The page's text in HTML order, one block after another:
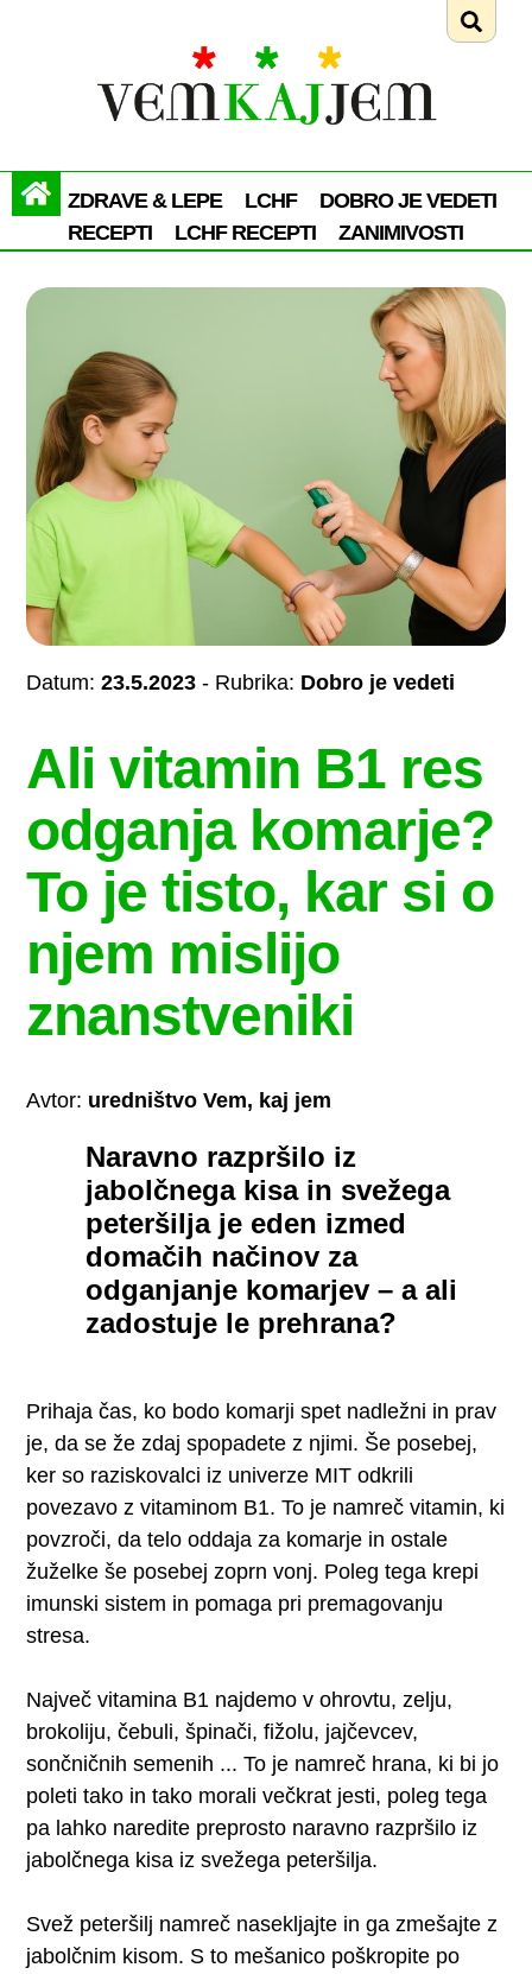
ZDRAVE & LEPE LCHF
DOBRO JE VEDETI
RECEPTI
LCHF RECEPTI ZANIMIVOSTI
Datum:23.5.2023 - Rubrika: Dobro je vedeti
Ali vitamin B1 res
odganja komarje?
To je tisto, kar si o
njem mislijo
znanstveniki
Avtor: uredništvo Vem, kaj jem
Naravno razpršilo iz
jabolčnega kisa in svežega
peteršilja je eden izmed
domačih načinov za
odganjanje komarjev – a ali
zadostuje le prehrana?
Prihaja čas, ko bodo komarji spet nadležni in prav
je, da se že zdaj spopadete z njimi. Še posebej,
ker so raziskovalci iz univerze MIT odkrili
povezavo z vitaminom B1. To je namreč vitamin, ki
povzroči, da telo oddaja za komarje in ostale
žuželke še posebej zoprn vonj. Poleg tega krepi
imunski sistem in pomaga pri premagovanju
stresa.
Največ vitamina B1 najdemo v ohrovtu, zelju,
brokoliju, čebuli, špinači, fižolu, jajčevcev,
sončničnih semenih ... To je namreč hrana, ki bi jo
poleti tako in tako morali večkrat jesti, poleg tega
pa lahko naredite preprosto naravno razpršilo iz
jabolčnega kisa iz svežega peteršilja.
Svež peteršilj namreč nasekljajte in ga zmešajte z
jabolčnim kisom. S to mešanico poškropite po